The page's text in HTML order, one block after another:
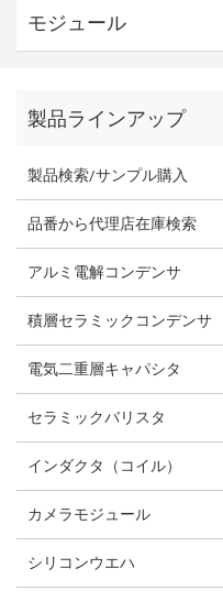
モジュール
製品ラインアップ
製品検索/サンプル購入
品番から代理店在庫検索
アルミ電解コンデンサ
積層セラミックコンデンサ
電気二重層キャパシタ
セラミックバリスタ
インダクタ（コイル）
カメラモジュール
シリコンウエハ